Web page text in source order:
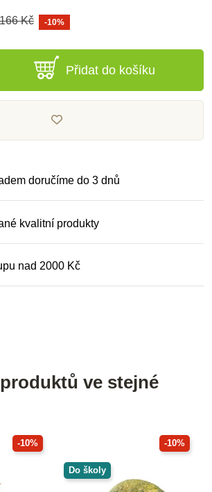
166 Kč -10%
Přidat do košíku
doručíme do 3 dnů
kvalitní produkty
nad 2000 Kč
ve stejné
-10% -10%
Do školy